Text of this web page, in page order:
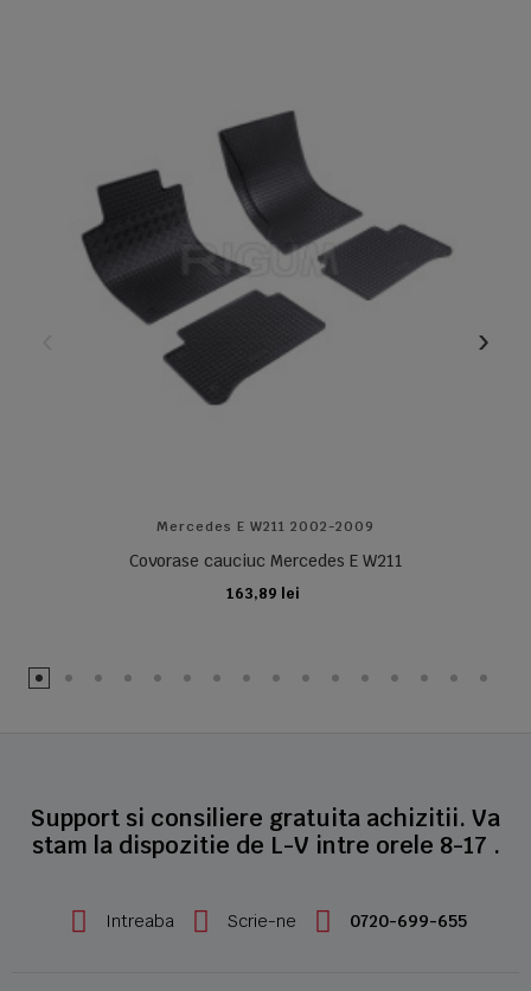
Mercedes E W211 2002-2009
Covorase cauciuc Mercedes E W211
163,89 lei
ADAUGA IN COS
Support si consiliere gratuita achizitii. Va
stam la dispozitie de L-V intre orele 8-17 .
Intreaba Scrie-ne 0720-699-655